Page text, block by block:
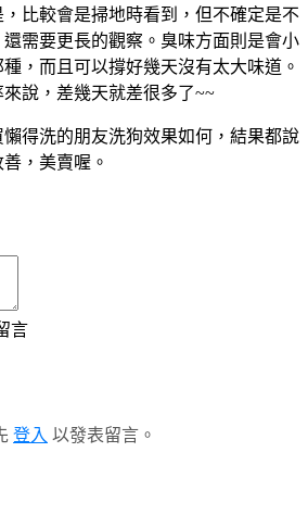
比較會是掃地時看到，但不確定是不
需要更長的觀察。臭味方面則是會小
，而且可以撐好幾天沒有太大味道。
說，差幾天就差很多了~~
得洗的朋友洗狗效果如何，結果都說
，美賣喔。
言
登入 以發表留言。